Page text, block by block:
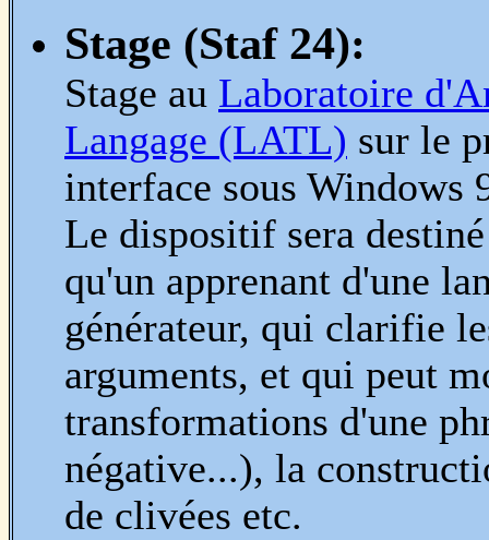
Stage (Staf 24):
Stage au Laboratoire
Langage (LATL) sur le
interface sous Windows
Le dispositif sera
qu'un apprenant d'une
générateur, qui clarifie
arguments, et qui peut
transformations d'une
négative...), la
de clivées etc.